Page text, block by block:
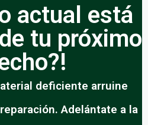
actual está
tu próximo
deficiente arruine
Adelántate a la